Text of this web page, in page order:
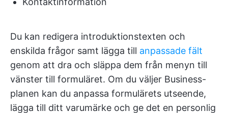
Du kan redigera introduktionstexten och
enskilda frågor samt lägga till anpassade fält
genom att dra och släppa dem från menyn till
vänster till formuläret. Om du väljer Business-
planen kan du anpassa formulärets utseende,
lägga till ditt varumärke och ge det en personlig